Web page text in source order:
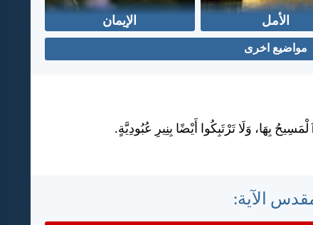
الأمل الإيمان
مواضيع اخرى
بِهَا، وَلَا تَرْتَبِكُوا أَيْضًا بِنِيرِ عُبُودِيَّةٍ.
الآية: